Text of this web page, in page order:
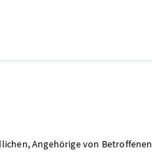
Angehörige von Betroffenen